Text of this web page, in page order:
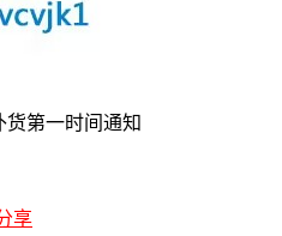
货第一时间通知
享